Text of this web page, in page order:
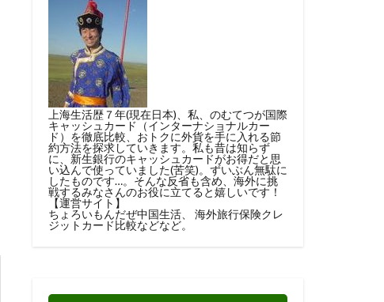
上海生活歴７年(現在日本)、私、のむてつが国際
キャッシュカード（インターナショナルカー
ド）を徹底比較、おトクに外貨を手に入れる節
約方法を探求していきます。私も昔は知らず
に、新生銀行のキャッシュカードがお得だと思
い込んで使っていました(苦笑)。ずいぶん無駄に
したものです…。そんな反省も含め、海外に挑
戦するみなさんのお役に立てると嬉しいです！
【運営サイト】
ちょろいもんだぜ中国生活
海外旅行保険クレ
ジットカード比較などなど。